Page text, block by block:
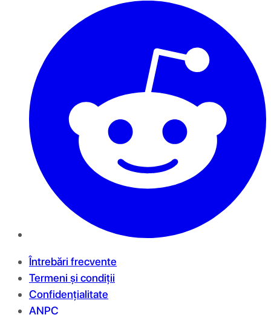
Întrebări frecvente
Termeni și condiții
Confidențialitate
ANPC